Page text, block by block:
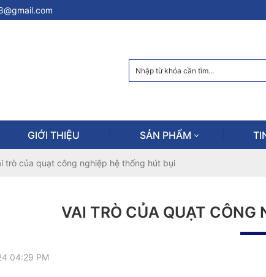
GIỚI THIỆU SẢN PHẨM
trò của quạt công nghiệp hệ thống hút bụi
VAI TRÒ CỦA QUẠT CÔNG
04:29 PM